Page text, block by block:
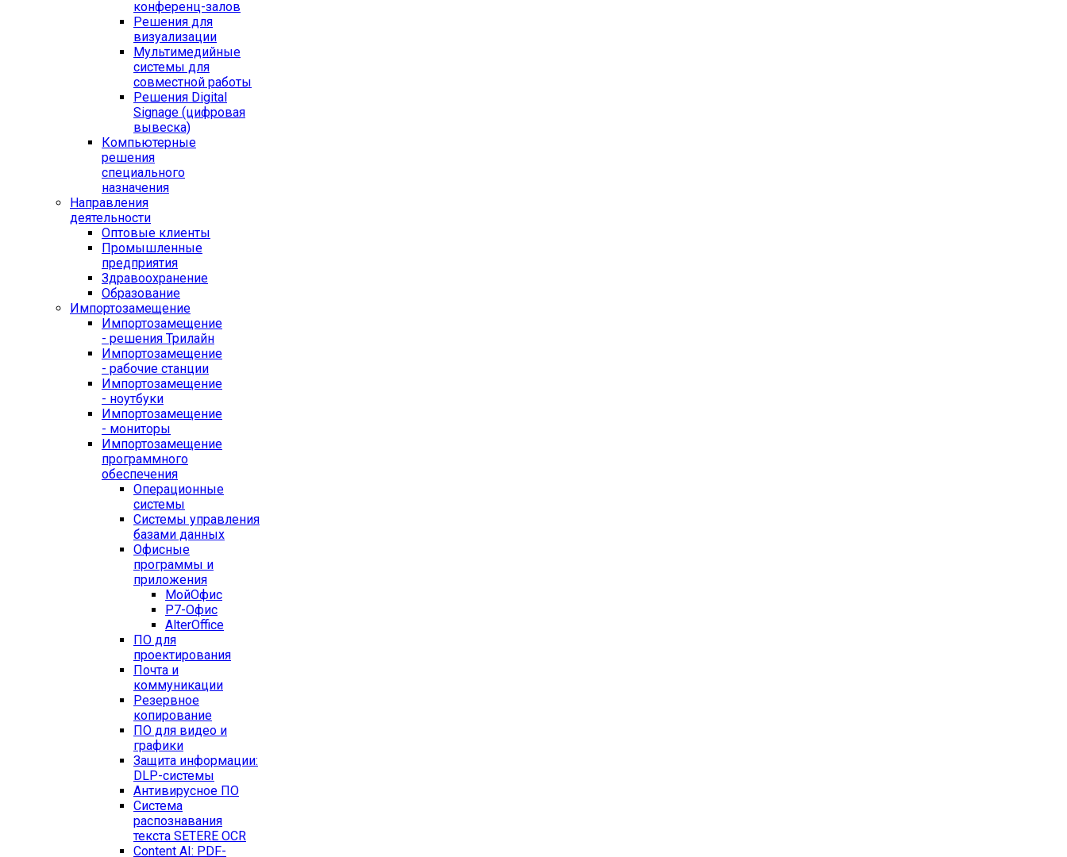
конференц-залов
Решения для
визуализации
Мультимедийные
системы для
совместной работы
Решения Digital
Signage (цифровая
вывеска)
Компьютерные
решения
специального
назначения
Направления
деятельности
Оптовые клиенты
Промышленные
предприятия
Здравоохранение
Образование
Импортозамещение
Импортозамещение
- решения Трилайн
Импортозамещение
- рабочие станции
Импортозамещение
- ноутбуки
Импортозамещение
- мониторы
Импортозамещение
программного
обеспечения
Операционные
системы
Системы управления
базами данных
Офисные
программы и
приложения
МойОфис
Р7-Офис
AlterOffice
ПО для
проектирования
Почта и
коммуникации
Резервное
копирование
ПО для видео и
графики
Защита информации:
DLP-системы
Антивирусное ПО
Система
распознавания
текста SETERE OCR
Content AI: PDF-